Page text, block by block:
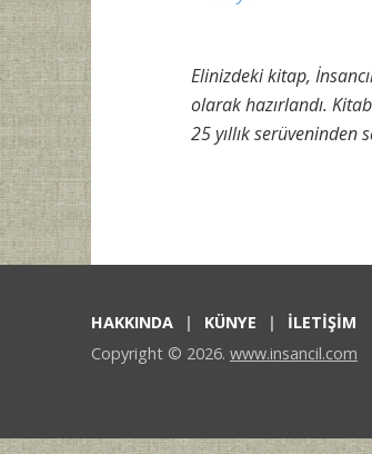
Elinizdeki kitap,
olarak hazırlandı.
25 yıllık serüveninden
HAKKINDA KÜNYE
İLETİŞİM
Copyright © 2026. www.insancil.com